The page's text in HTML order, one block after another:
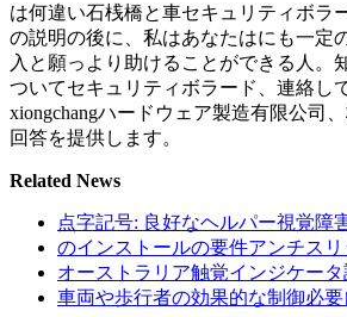
は何違い石桟橋と車セキュリティボラ
の説明の後に、私はあなたはにも一定
入と願っより助けることができる人。
ついてセキュリティボラード、連絡し
xiongchangハードウェア製造有限公司
回答を提供します。
Related News
点字記号: 良好なヘルパー視覚障
のインストールの要件アンチス
オーストラリア触覚インジケー
車両や歩行者の効果的な制御必